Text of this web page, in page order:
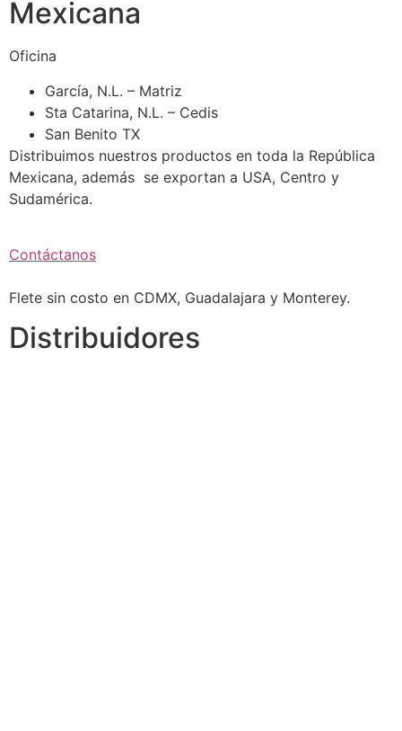
Mexicana
Oficina
García, N.L. – Matriz
Sta Catarina, N.L. – Cedis
San Benito TX
Distribuimos nuestros productos en toda la República
Mexicana, además se exportan a USA, Centro y
Sudamérica.
Contáctanos
Flete sin costo en CDMX, Guadalajara y Monterey.
Distribuidores